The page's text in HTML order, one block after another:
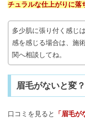
チュラルな仕上がりに落
多少肌に張り付く感じ
感を感じる場合は、施
関へ相談してね。
眉毛がないと変？
口コミを見ると 「眉毛